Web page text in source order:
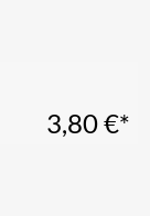
3,80€*